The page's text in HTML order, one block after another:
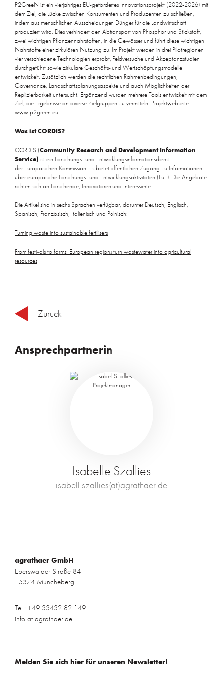
P2GreeN ist ein vierjähriges EU-gefördertes Innovationsprojekt (2022-2026) mit
dem Ziel, die Lücke zwischen Konsumenten und Produzenten zu schließen,
indem aus menschlichen Ausscheidungen Dünger für die Landwirtschaft
produziert wird. Dies verhindert den Abtransport von Phosphor und Stickstoff,
zwei wichtigen Pflanzennährstoffen, in die Gewässer und führt diese wichtigen
Nährstoffe einer zirkulären Nutzung zu. Im Projekt werden in drei Pilotregionen
vier verschiedene Technologien erprobt, Feldversuche und Akzeptanzstudien
durchgeführt sowie zirkuläre Geschäfts- und Wertschöpfungsmodelle
entwickelt. Zusätzlich werden die rechtlichen Rahmenbedingungen,
Governance, Landschaftsplanungsaspekte und auch Möglichkeiten der
Replizierbarkeit untersucht. Ergänzend wurden mehrere Tools entwickelt mit dem
Ziel, die Ergebnisse an diverse Zielgruppen zu vermitteln. Projektwebseite:
www.p2green.eu
Was ist CORDIS?
CORDIS (Community Research and Development Information
Service) ist ein Forschungs- und Entwicklungsinformationsdienst
der Europäischen Kommission. Es bietet öffentlichen Zugang zu Informationen
über europäische Forschungs- und Entwicklungsaktivitäten (FuE). Die Angebote
richten sich an Forschende, Innovatoren und Interessierte.
Die Artikel sind in sechs Sprachen verfügbar, darunter Deutsch, Englisch,
Spanisch, Französisch, Italienisch und Polnisch:
Turning waste into sustainable fertilisers
From festivals to farms: European regions turn wastewater into agricultural
resources
Zurück
Ansprechpartnerin
Isabelle Szallies
isabell.szallies(at)agrathaer.de
agrathaer GmbH
Eberswalder Straße 84
15374 Müncheberg
Tel.: +49 33432 82 149
info[at]agrathaer.de
Melden Sie sich hier für unseren Newsletter!